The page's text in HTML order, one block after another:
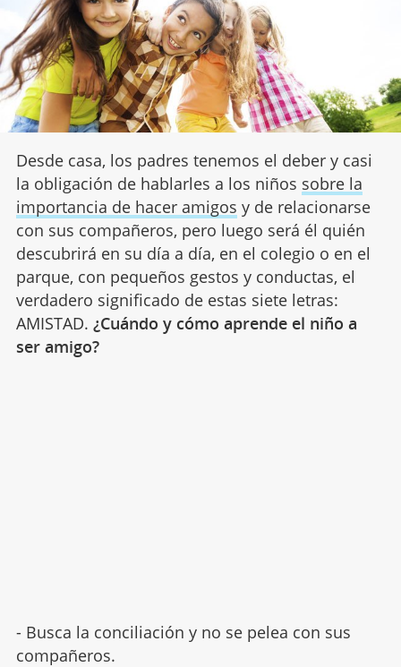
Desde casa, los padres tenemos el deber y casi
la obligación de hablarles a los niños sobre la
importancia de hacer amigos y de relacionarse
con sus compañeros, pero luego será él quién
descubrirá en su día a día, en el colegio o en el
parque, con pequeños gestos y conductas, el
verdadero significado de estas siete letras:
AMISTAD. ¿Cuándo y cómo aprende el niño a
ser amigo?
- Busca la conciliación y no se pelea con sus
compañeros.